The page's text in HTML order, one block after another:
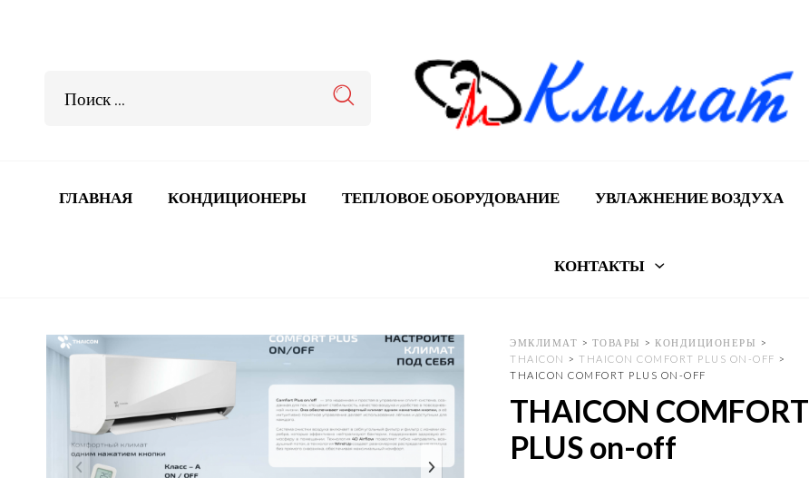
ГЛАВНАЯ КОНДИЦИОНЕРЫ ТЕПЛОВОЕ ОБОРУДОВАНИЕ УВЛАЖНЕНИЕ ВОЗДУХА
КОНТАКТЫ
ЭМКЛИМАТ > ТОВАРЫ >КОНДИЦИОНЕРЫ
>
THAICON
>THAICON COMFORT PLUS ON-OFF >
THAICON COMFORT PLUS ON-OFF
THAICON COMFORT
PLUS on-off